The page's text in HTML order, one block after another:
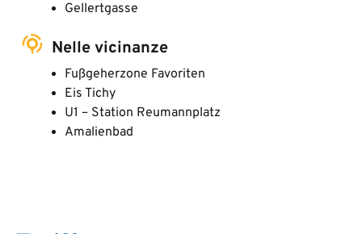
Gellertgasse
Nelle vicinanze
Fußgeherzone Favoriten
Eis Tichy
U1 – Station Reumannplatz
Amalienbad